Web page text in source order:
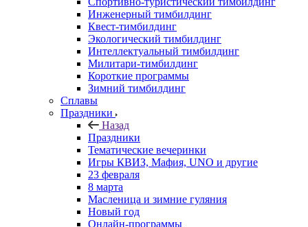
Инженерный тимбилдинг
Квест-тимбилдинг
Экологический тимбилдинг
Интеллектуальный тимбилдинг
Милитари-тимбилдинг
Короткие программы
Зимний тимбилдинг
Сплавы
Праздники
Назад
Праздники
Тематические вечеринки
Игры КВИЗ, Мафия, UNO и другие
23 февраля
8 марта
Масленица и зимние гуляния
Новый год
Онлайн-программы